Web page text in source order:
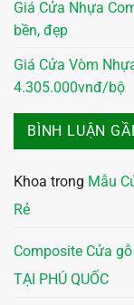
Giá Cửa Nhựa
bền, đẹp
Giá Cửa Vòm
4.305.000vnđ/bộ
BÌNH LUẬN
Khoa trong Mẫu
Rẻ
Composite Cửa
TẠI PHÚ QUỐC